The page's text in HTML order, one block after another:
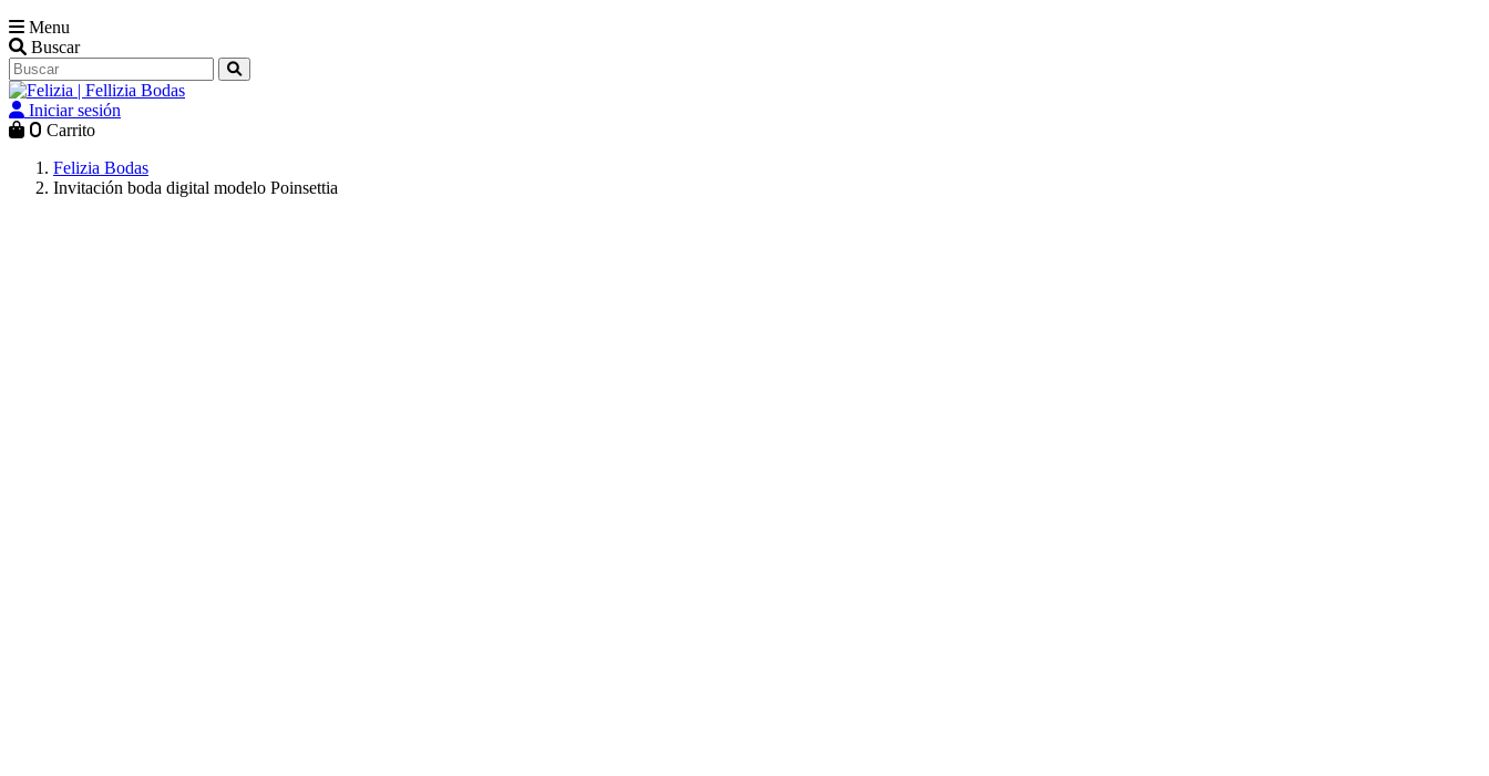
Menu
Buscar
Iniciar sesión
0 Carrito
Felizia Bodas
Invitación boda digital modelo Poinsettia